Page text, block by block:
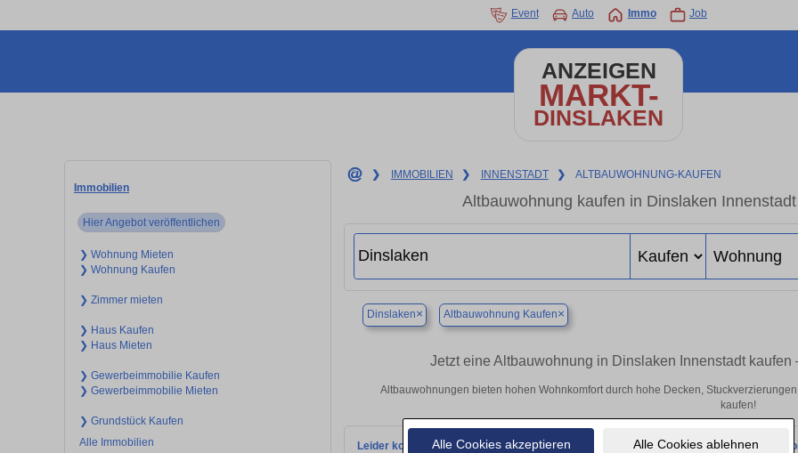
Alle Cookies akzeptieren Alle Cookies ablehnen
Event Auto Immo Job
ANZEIGEN
MARKT-
DINSLAKEN
Immobilien
Hier Angebot veröffentlichen
❯ Wohnung Mieten
❯ Wohnung Kaufen
❯ Zimmer mieten
❯ Haus Kaufen
❯ Haus Mieten
❯ Gewerbeimmobilie Kaufen
❯ Gewerbeimmobilie Mieten
❯ Grundstück Kaufen
Alle Immobilien
❯ IMMOBILIEN ❯ INNENSTADT ❯ ALTBAUWOHNUNG-KAUFEN
Altbauwohnung kaufen in Dinslaken
Dinslaken× Altbauwohnung Kaufen×
Jetzt eine Altbauwohnung in Dinslaken Innenstadt
Altbauwohnungen bieten hohen Wohnkomfort durch hohe Decken,
kaufen!
Leider konnten wir derzeit keine passenden Objekte finden. Schauen Sie bald wieder